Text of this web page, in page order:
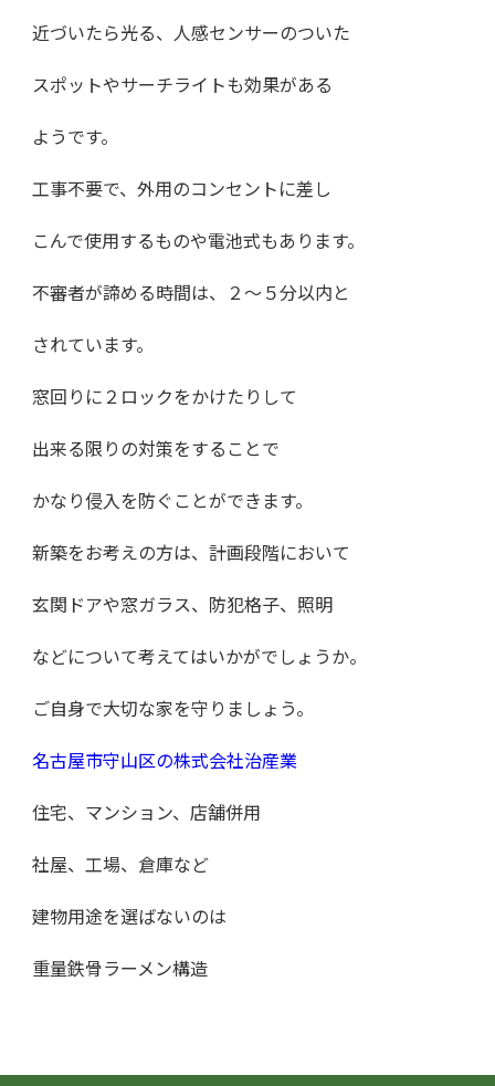
近づいたら光る、人感センサーのついた
スポットやサーチライトも効果がある
ようです。
工事不要で、外用のコンセントに差し
こんで使用するものや電池式もあります。
不審者が諦める時間は、２～５分以内と
されています。
窓回りに２ロックをかけたりして
出来る限りの対策をすることで
かなり侵入を防ぐことができます。
新築をお考えの方は、計画段階において
玄関ドアや窓ガラス、防犯格子、照明
などについて考えてはいかがでしょうか。
ご自身で大切な家を守りましょう。
名古屋市守山区の株式会社治産業
住宅、マンション、店舗併用
社屋、工場、倉庫など
建物用途を選ばないのは
重量鉄骨ラーメン構造